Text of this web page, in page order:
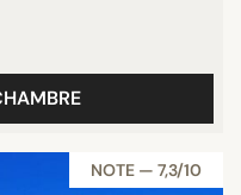
NOTE — 7,3/10